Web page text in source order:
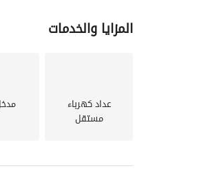
المزايا والخدمات
عداد كهرباء
مستقل